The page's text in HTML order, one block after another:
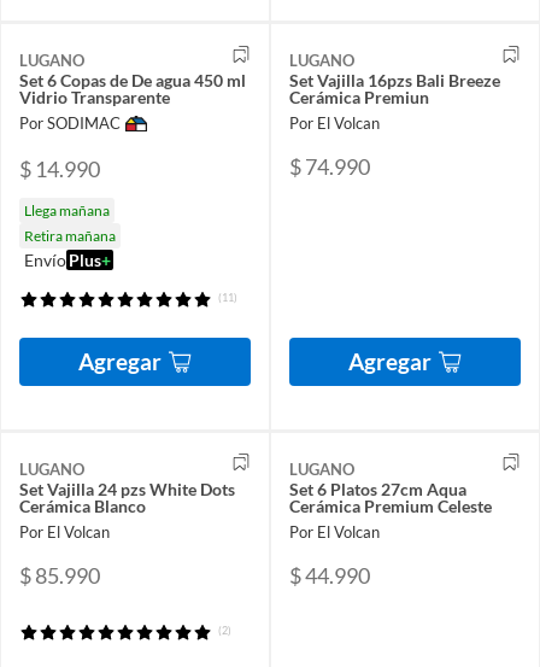
LUGANO
Set 6 Copas de De agua 450 ml
Vidrio Transparente
Por SODIMAC
$ 14.990
Llega mañana
Retira mañana
EnvíoPlus+
(11)
Agregar
LUGANO
Set Vajilla 16pzs Bali Breeze
Cerámica Premiun
Por El Volcan
$ 74.990
Agregar
LUGANO
Set Vajilla 24 pzs White Dots
Cerámica Blanco
Por El Volcan
$ 85.990
(2)
LUGANO
Set 6 Platos 27cm Aqua
Cerámica Premium Celeste
Por El Volcan
$ 44.990